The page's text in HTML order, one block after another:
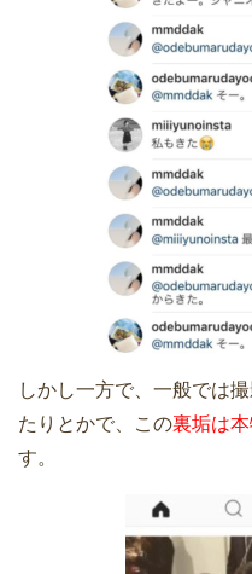
しかし一方で、一般では
たりとかで、この裏垢は本
す。